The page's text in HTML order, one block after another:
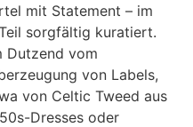
mit Statement – im
sorgfältig kuratiert.
Dutzend vom
von Labels,
von Celtic Tweed aus
Dresses oder